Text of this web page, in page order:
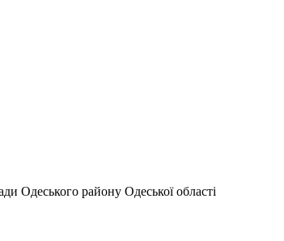
Одеського району Одеської області